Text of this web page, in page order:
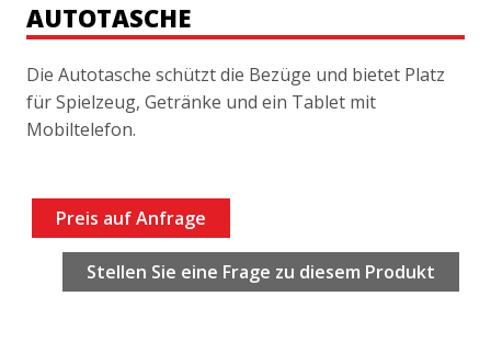
AUTOTASCHE
Die Autotasche schützt die Bezüge und bietet Platz
für Spielzeug, Getränke und ein Tablet mit
Mobiltelefon.
Preis auf Anfrage
Stellen Sie eine Frage zu diesem Produkt